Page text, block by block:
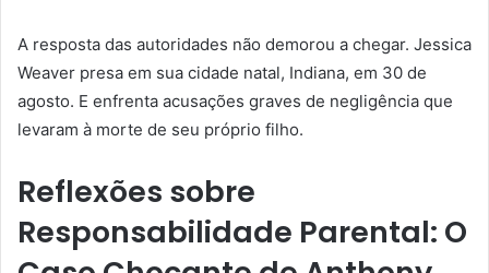
A resposta das autoridades não demorou a chegar. Jessica
Weaver presa em sua cidade natal, Indiana, em 30 de
agosto. E enfrenta acusações graves de negligência que
levaram à morte de seu próprio filho.
Reflexões sobre
Responsabilidade Parental: O